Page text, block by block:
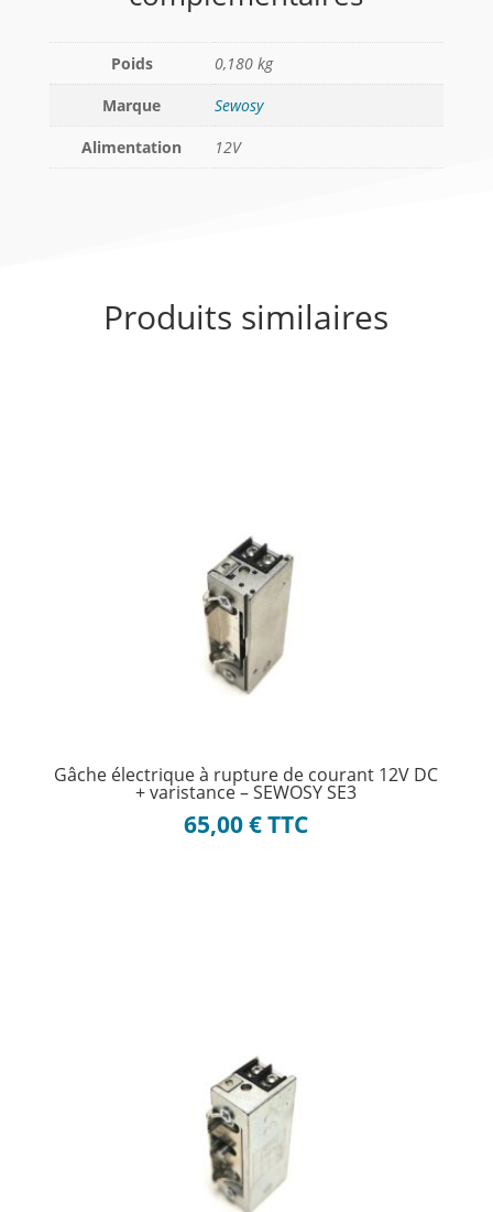
Poids
0,180 kg
Marque
Sewosy
Alimentation
12V
Produits similaires
Gâche électrique à rupture de courant 12V DC
+ varistance – SEWOSY SE3
65,00€TTC